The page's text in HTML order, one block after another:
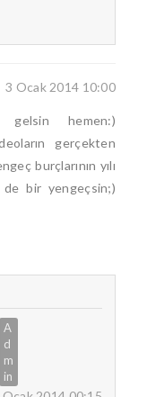
3 Ocak 2014 10:00
hemen:)
gerçekten
burçlarının yılı
de bir yengeçsin;)